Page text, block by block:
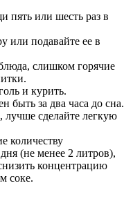
пять или шесть раз в
или подавайте ее в
слишком горячие
и курить.
за два часа до сна.
лучше сделайте легкую
количеству
(не менее 2 литров),
концентрацию
соке.